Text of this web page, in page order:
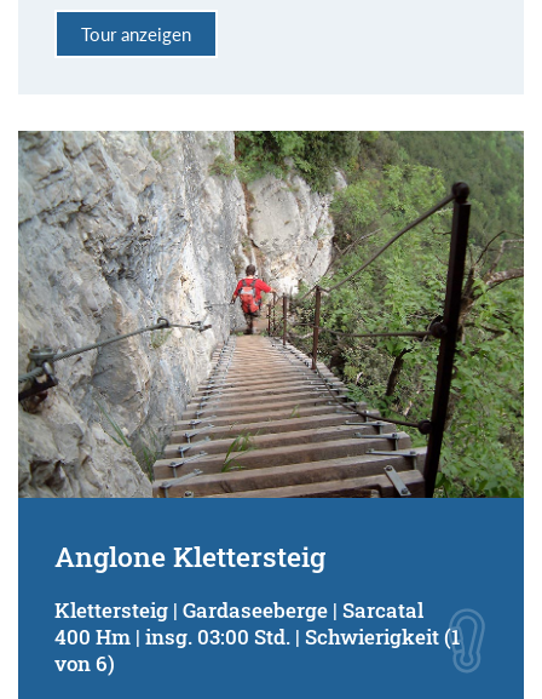
Tour anzeigen
Anglone Klettersteig
Klettersteig | Gardaseeberge | Sarcatal
400 Hm | insg. 03:00 Std. | Schwierigkeit (1
von 6)